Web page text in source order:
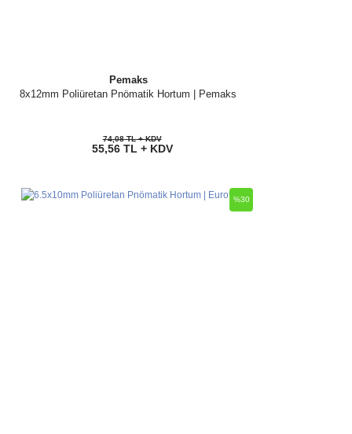
Pemaks
8x12mm Poliüretan Pnömatik Hortum | Pemaks
74,08 TL + KDV
55,56 TL + KDV
%30